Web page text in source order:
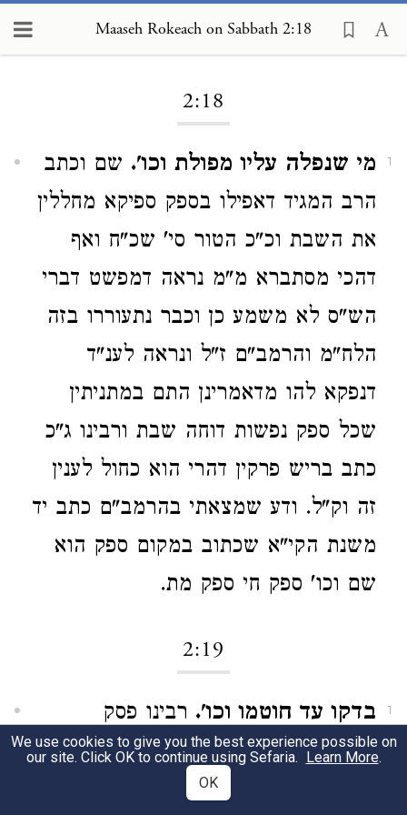
Maaseh Rokeach on Sabbath 2:18
2:18
1 מי שנפלה עליו מפולת וכו'. שם וכתב
הרב המגיד דאפילו בספק ספיקא מחללין
את השבת וכ"כ הטור סי' שכ"ח ואף
דהכי מסתברא מ"מ נראה דמפשט דברי
הש"ס לא משמע כן וכבר נתעוררו בזה
הלח"מ והרמב"ם ז"ל ונראה לענ"ד
דנפקא להו מדאמרינן התם במתניתין
שכל ספק נפשות דוחה שבת ורבינו ג"כ
כתב בריש פרקין דהרי הוא כחול לענין
זה וק"ל. ודע שמצאתי בהרמב"ם כתב יד
משנת הקי"א שכתוב במקום ספק הוא
שם וכו' ספק חי ספק מת.
2:19
1 בדקו עד חוטמו וכו'. רבינו פסק
כחכמים ולהכי לא חילק בין מצאוהו דרך
רגליו למצאוהו דרך ראשו לעולם בודקים
We use cookies to give you the best experience possible on
our site. Click OK to continue using Sefaria. Learn More.
OK